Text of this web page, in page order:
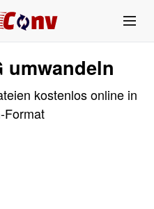
umwandeln
kostenlos online in
Format